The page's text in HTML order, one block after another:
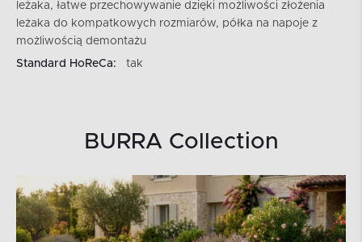
leżaka, łatwe przechowywanie dzięki możliwości złożenia
leżaka do kompatkowych rozmiarów, półka na napoje z
możliwością demontażu
Standard HoReCa:
tak
BURRA Collection